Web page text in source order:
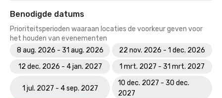
Benodigde datums
Prioriteitsperioden waaraan locaties de voorkeur geven voor
het houden van evenementen
8 aug. 2026 - 31 aug. 2026
22 nov. 2026 - 1 dec. 2026
12 dec. 2026 - 4 jan. 2027
1 mrt. 2027 - 31 mrt. 2027
1 jul. 2027 - 4 sep. 2027
10 dec. 2027 - 30 dec.
2027